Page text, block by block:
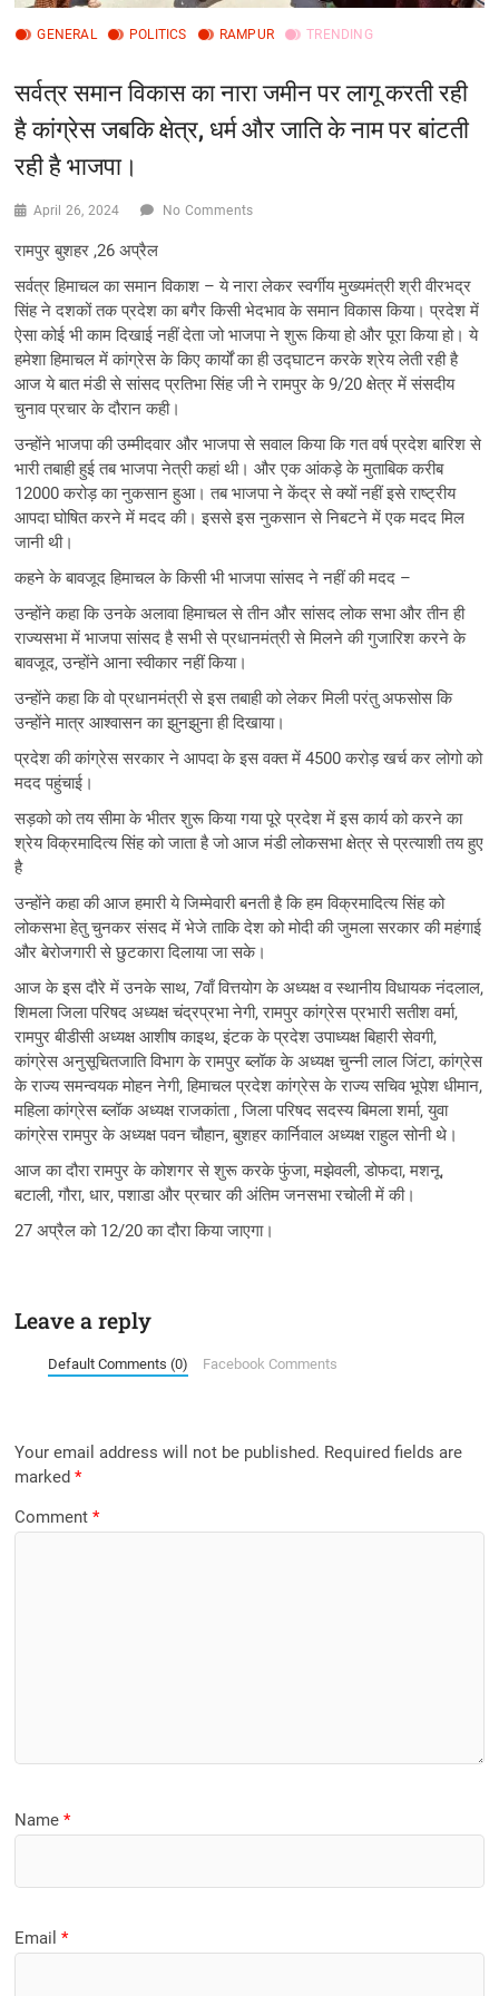
GENERAL POLITICS RAMPUR TRENDING
सर्वत्र समान विकास का नारा जमीन पर लागू करती रही
है कांग्रेस जबकि क्षेत्र, धर्म और जाति के नाम पर बांटती
रही है भाजपा।
April 26, 2024 No Comments
रामपुर बुशहर ,26 अप्रैल
सर्वत्र हिमाचल का समान विकाश – ये नारा लेकर स्वर्गीय मुख्यमंत्री श्री वीरभद्र
सिंह ने दशकों तक प्रदेश का बगैर किसी भेदभाव के समान विकास किया। प्रदेश में
ऐसा कोई भी काम दिखाई नहीं देता जो भाजपा ने शुरू किया हो और पूरा किया हो। ये
हमेशा हिमाचल में कांग्रेस के किए कार्यों का ही उद्घाटन करके श्रेय लेती रही है
आज ये बात मंडी से सांसद प्रतिभा सिंह जी ने रामपुर के 9/20 क्षेत्र में संसदीय
चुनाव प्रचार के दौरान कही।
उन्होंने भाजपा की उम्मीदवार और भाजपा से सवाल किया कि गत वर्ष प्रदेश बारिश से
भारी तबाही हुई तब भाजपा नेत्री कहां थी। और एक आंकड़े के मुताबिक करीब
12000 करोड़ का नुकसान हुआ। तब भाजपा ने केंद्र से क्यों नहीं इसे राष्ट्रीय
आपदा घोषित करने में मदद की। इससे इस नुकसान से निबटने में एक मदद मिल
जानी थी।
कहने के बावजूद हिमाचल के किसी भी भाजपा सांसद ने नहीं की मदद –
उन्होंने कहा कि उनके अलावा हिमाचल से तीन और सांसद लोक सभा और तीन ही
राज्यसभा में भाजपा सांसद है सभी से प्रधानमंत्री से मिलने की गुजारिश करने के
बावजूद, उन्होंने आना स्वीकार नहीं किया।
उन्होंने कहा कि वो प्रधानमंत्री से इस तबाही को लेकर मिली परंतु अफसोस कि
उन्होंने मात्र आश्वासन का झुनझुना ही दिखाया।
प्रदेश की कांग्रेस सरकार ने आपदा के इस वक्त में 4500 करोड़ खर्च कर लोगो को
मदद पहुंचाई।
सड़को को तय सीमा के भीतर शुरू किया गया पूरे प्रदेश में इस कार्य को करने का
श्रेय विक्रमादित्य सिंह को जाता है जो आज मंडी लोकसभा क्षेत्र से प्रत्याशी तय हुए
है
उन्होंने कहा की आज हमारी ये जिम्मेवारी बनती है कि हम विक्रमादित्य सिंह को
लोकसभा हेतु चुनकर संसद में भेजे ताकि देश को मोदी की जुमला सरकार की महंगाई
और बेरोजगारी से छुटकारा दिलाया जा सके।
आज के इस दौरे में उनके साथ, 7वाँ वित्तयोग के अध्यक्ष व स्थानीय विधायक नंदलाल,
शिमला जिला परिषद अध्यक्ष चंद्रप्रभा नेगी, रामपुर कांग्रेस प्रभारी सतीश वर्मा,
रामपुर बीडीसी अध्यक्ष आशीष काइथ, इंटक के प्रदेश उपाध्यक्ष बिहारी सेवगी,
कांग्रेस अनुसूचितजाति विभाग के रामपुर ब्लॉक के अध्यक्ष चुन्नी लाल जिंटा, कांग्रेस
के राज्य समन्वयक मोहन नेगी, हिमाचल प्रदेश कांग्रेस के राज्य सचिव भूपेश धीमान,
महिला कांग्रेस ब्लॉक अध्यक्ष राजकांता , जिला परिषद सदस्य बिमला शर्मा, युवा
कांग्रेस रामपुर के अध्यक्ष पवन चौहान, बुशहर कार्निवाल अध्यक्ष राहुल सोनी थे।
आज का दौरा रामपुर के कोशगर से शुरू करके फुंजा, मझेवली, डोफदा, मशनू,
बटाली, गौरा, धार, पशाडा और प्रचार की अंतिम जनसभा रचोली में की।
27 अप्रैल को 12/20 का दौरा किया जाएगा।
Leave a reply
Default Comments (0) Facebook Comments
Your email address will not be published. Required fields are
marked*
Comment*
Name*
Email*